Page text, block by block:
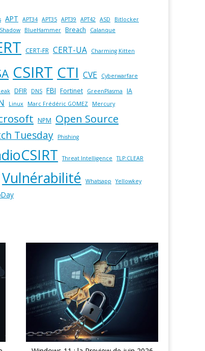
APT APT34 APT35 APT39 APT42 ASD
Bitlocker
BlueHammer Breach Calanque
CERT-FR CERT-UA Charming Kitten
CSIRT CTI CVE Cyberwarfare
DFIR DNS FBI Fortinet GreenPlasma IA
Linux Marc Frédéric GOMEZ Mercury
NPM Open Source
Tuesday Phishing
Threat Intelligence TLP:CLEAR
Vulnérabilité Whatsapp Yellowkey